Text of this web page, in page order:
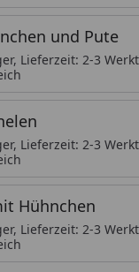
und Pute
Lieferzeit: 2-3
Lieferzeit: 2-3
Hühnchen
Lieferzeit: 2-3